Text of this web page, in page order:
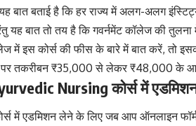
बात बताई है कि हर राज्य में अलग-अलग
यह बात तो तय है कि गवर्नमेंट कॉलेज की तुलना
में इस कोर्स की फीस के बारे में बात करें,
पर तकरीबन ₹35,000 से लेकर ₹48,000 के
Nursing कोर्स में
में एडमिशन लेने के लिए जब आप ऑनलाइन